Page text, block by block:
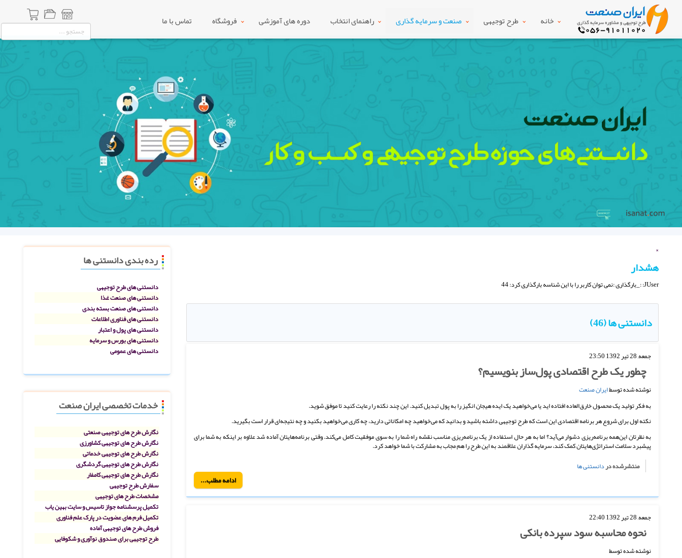
خانه طرح توجیهی صنعت و سرمایه گذاری راهنمای انتخاب دوره های آموزشی فروشگاه تماس با ما
رده بندی دانستنی ها
دانستنی های طرح توجیهی
دانستنی های صنعت غذا
دانستنی های صنعت بسته بندی
دانستنی های فناوری اطلاعات
دانستنی های پول و اعتبار
دانستنی های بورس و سرمایه
دانستنی های عمومی
خدمات تخصصی ایران صنعت
نگارش طرح های توجیهی صنعتی
نگارش طرح های توجیهی کشاورزی
نگارش طرح های توجیهی خدماتی
نگارش طرح های توجیهی گردشگری
نگارش طرح های توجیهی کامفار
سفارش طرح توجیهی
مشخصات طرح های توجیهی
تکمیل پرسشنامه جواز تاسیس و سایت بهین یاب
تکمیل فرم های عضویت در پارک علم فناوری
فروش طرح های توجیهی آماده
طرح توجیهی برای صندوق نوآوری و شکوفایی
×
هشدار
JUser: :_بارگذاری :نمی توان کاربر را با این شناسه بارگذاری کرد: 44
دانستنی ها (46)
جمعه, 28 تیر 1392 23:50
چطور یک طرح اقتصادی پول‌ساز بنویسیم؟
نوشته شده توسطایران صنعت
به فکر تولید یک محصول خارق‌العاده افتاده اید یا می‌خواهید یک ایده هیجان انگیز را به پول تبدیل کنید. این چند نکته را رعایت کنید تا موفق شوید.
نکته اول برای شروع هر برنامه اقتصادی این است که طرح توجیهی داشته باشید و بدانید که می‌خواهید چه امکاناتی دارید، چه کاری می‌خواهید بکنید و چه نتیجه‌ای قرار است بگیرید.
به نظرتان این‌همه برنامه‌ریزی دشوار می‌آید؟ اما به هر حال استفاده از یک برنامه‌ریزی مناسب نقشه راه شما را به سوی موفقیت کامل می‌کند. وقتی برنامه‌هایتان آماده شد علاوه بر اینکه به شما برای
پیشبرد سلامت استراتژی‌هایتان کمک کند، سرمایه گذاران علاقمند به این طرح را هم مجاب به مشارکت با شما خواهد کرد.
منتشرشده دردانستنی ها
ادامه مطلب...
جمعه, 28 تیر 1392 22:40
نحوه محاسبه سود سپرده بانکی
نوشته شده توسط